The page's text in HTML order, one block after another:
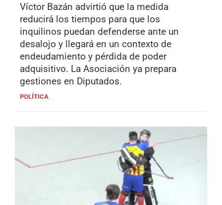
Víctor Bazán advirtió que la medida
reducirá los tiempos para que los
inquilinos puedan defenderse ante un
desalojo y llegará en un contexto de
endeudamiento y pérdida de poder
adquisitivo. La Asociación ya prepara
gestiones en Diputados.
POLÍTICA